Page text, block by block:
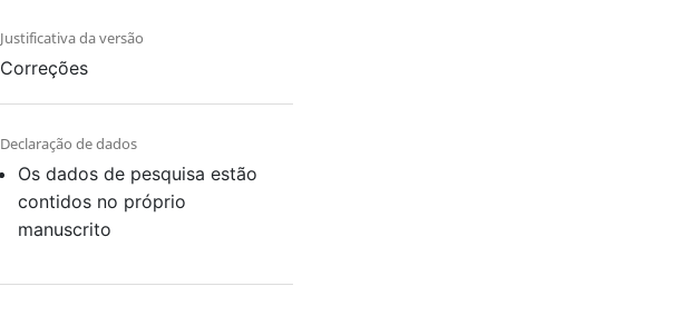
Justificativa da versão
Correções
Declaração de dados
Os dados de pesquisa estão
contidos no próprio
manuscrito